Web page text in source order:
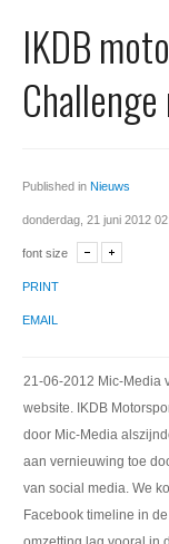
Domeinnaam
SSL certificaat
IKDB
Published in Nieuws
donderdag, 21 juni 2012
font size
PRINT
EMAIL
21-06-2012 Mic-Media
website. IKDB
door Mic-Media
aan vernieuwing toe
van social media. We
Facebook timeline in